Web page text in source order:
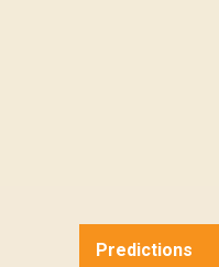
Predictions